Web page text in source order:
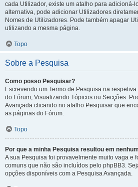
cada Utilizador, existe um atalho para adicioná-
alternativa, pode adicionar Utilizadores
Nomes de Utilizadores. Pode também apagar
utilizando a mesma página.
Topo
Sobre a Pesquisa
Como posso Pesquisar?
Escrevendo um Termo de Pesquisa na
do Fórum, Visualizando Tópicos ou Secções.
Avançada clicando no atalho Pesquisar que
as páginas do Fórum.
Topo
Por que a minha Pesquisa resultou em
A sua Pesquisa foi provavelmente muito vaga e
comuns que não são incluídos pelo phpBB3.
opções disponíveis com a Pesquisa Avançada.